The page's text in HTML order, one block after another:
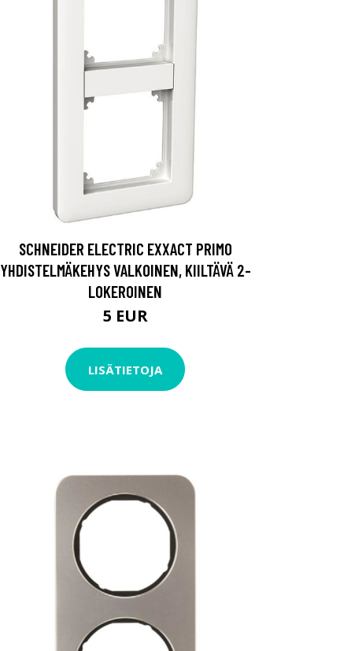
SCHNEIDER ELECTRIC EXXACT PRIMO
YHDISTELMÄKEHYS VALKOINEN, KIILTÄVÄ 2-
LOKEROINEN
5 EUR
LISÄTIETOJA